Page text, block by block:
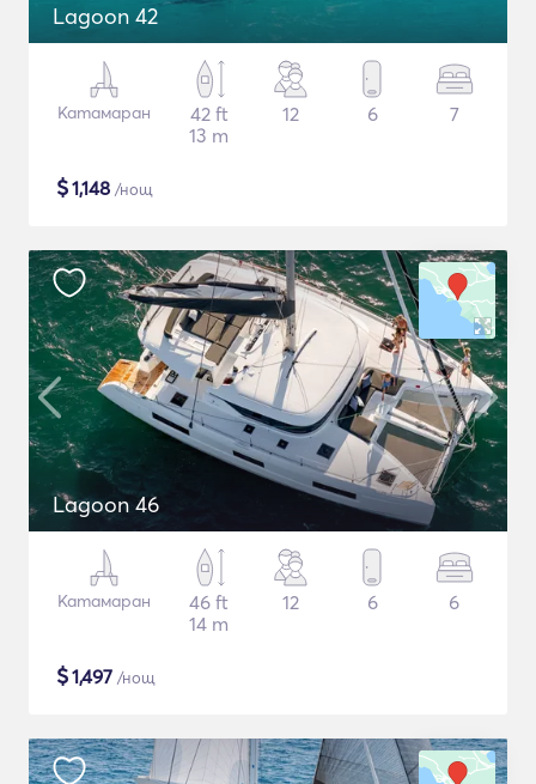
Lagoon 42
Катамаран
42 ft
13 m
12 6 7
$1,148 /нощ
Lagoon 46
Катамаран
46 ft
14 m
12 6 6
$1,497 /нощ